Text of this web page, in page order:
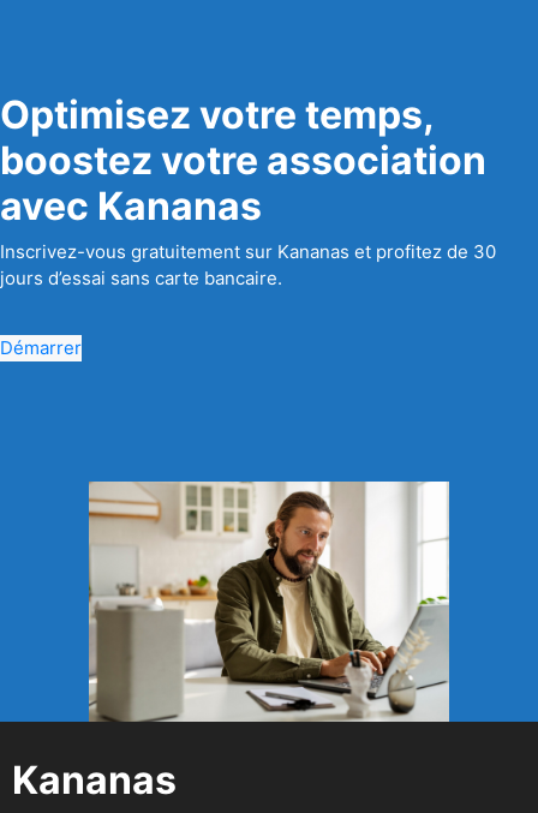
Optimisez votre temps,
boostez votre association
avec Kananas
Inscrivez-vous gratuitement sur Kananas et profitez de 30
jours d’essai sans carte bancaire.
Démarrer
Kananas